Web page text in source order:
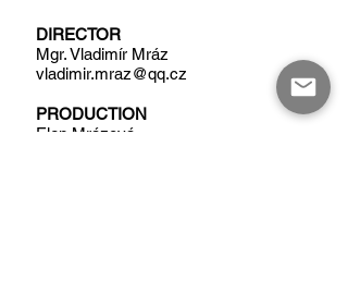
DIRECTOR
Mgr. Vladimír Mráz
vladimir.mraz@qq.cz
PRODUCTION
Elen Mrázová